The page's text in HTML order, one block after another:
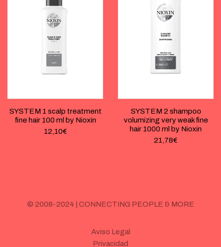
SYSTEM 1 scalp treatment
fine hair 100 ml by Nioxin
12,10€
SYSTEM 2 shampoo
volumizing very weak fine
hair 1000 ml by Nioxin
21,78€
© 2008-2024 | CONNECTING PEOPLE & MORE
Aviso Legal
Privacidad